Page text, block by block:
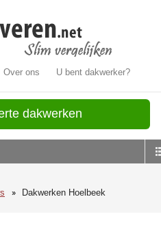
Over ons U bent dakwerker?
dakwerken
Dakwerken Hoelbeek